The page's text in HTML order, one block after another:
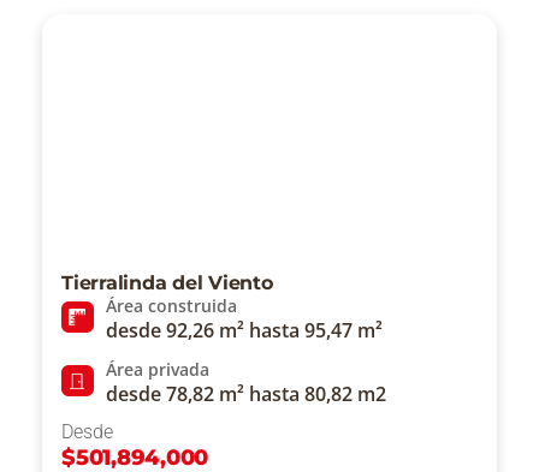
Tierralinda del Viento
Área construida
desde 92,26 m² hasta 95,47 m²
Área privada
desde 78,82 m² hasta 80,82 m2
Desde
$501,894,000